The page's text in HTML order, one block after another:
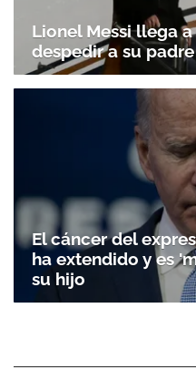
Lionel Messi llega
despedir a su
El cáncer del
ha extendido y es
su hijo